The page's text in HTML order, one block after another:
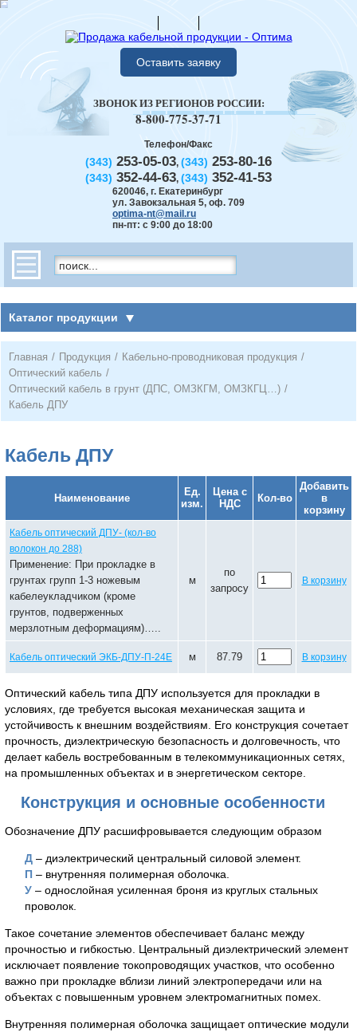
Оставить заявку
Телефон/Факс
(343) 253-05-03, (343) 253-80-16
(343) 352-44-63, (343) 352-41-53
620046, г. Екатеринбург
ул. Завокзальная 5, оф. 709
optima-nt@mail.ru
пн-пт: с 9:00 до 18:00
ЗВОНОК ИЗ РЕГИОНОВ РОССИИ:
8-800-775-37-71
Каталог продукции
Главная / Продукция / Кабельно-проводниковая продукция /
Оптический кабель /
Оптический кабель в грунт (ДПС, ОМЗКГМ, ОМЗКГЦ…) /
Кабель ДПУ
Кабель ДПУ
Наименование
Ед.
изм.
Цена с
НДС
Кол-во
Добавить
в
корзину
Кабель оптический ДПУ- (кол-во
волокон до 288)
Применение: При прокладке в
грунтах групп 1-3 ножевым
кабелеукладчиком (кроме
грунтов, подверженных
мерзлотным деформациям)…..
м
по
запросу
В корзину
Кабель оптический ЭКБ-ДПУ-П-24Е м 87.79 В корзину
Оптический кабель типа ДПУ используется для прокладки в
условиях, где требуется высокая механическая защита и
устойчивость к внешним воздействиям. Его конструкция сочетает
прочность, диэлектрическую безопасность и долговечность, что
делает кабель востребованным в телекоммуникационных сетях,
на промышленных объектах и в энергетическом секторе.
Конструкция и основные особенности
Обозначение ДПУ расшифровывается следующим образом
Д – диэлектрический центральный силовой элемент.
П – внутренняя полимерная оболочка.
У – однослойная усиленная броня из круглых стальных
проволок.
Такое сочетание элементов обеспечивает баланс между
прочностью и гибкостью. Центральный диэлектрический элемент
исключает появление токопроводящих участков, что особенно
важно при прокладке вблизи линий электропередачи или на
объектах с повышенным уровнем электромагнитных помех.
Внутренняя полимерная оболочка защищает оптические модули